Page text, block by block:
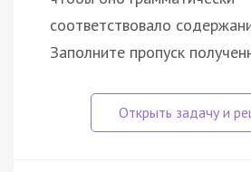
соответствовало
Заполните пропуск